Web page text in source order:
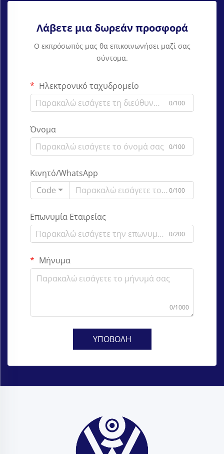
Λάβετε μια δωρεάν προσφορά
Ο εκπρόσωπός μας θα επικοινωνήσει μαζί σας
σύντομα.
Ηλεκτρονικό ταχυδρομείο
0/100
Όνομα
0/100
Κινητό/WhatsApp
Code
0/100
Επωνυμία Εταιρείας
0/200
Μήνυμα
0/1000
ΥΠΟΒΟΛΗ